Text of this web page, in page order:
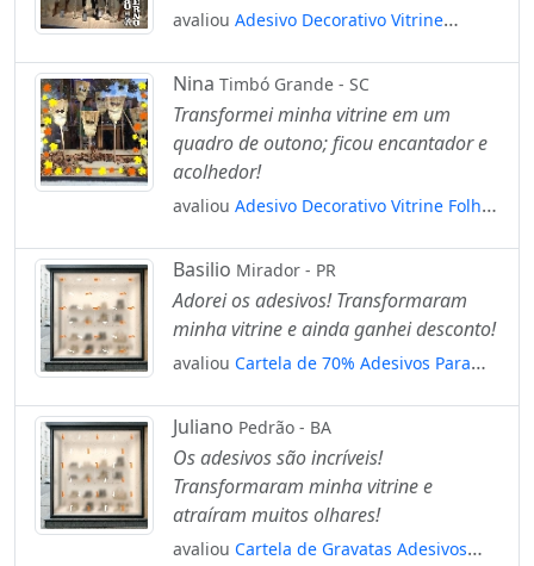
avaliou Adesivo Decorativo Vitrine
Mod:4683
Nina Timbó Grande - SC
Transformei minha vitrine em um
quadro de outono; ficou encantador e
acolhedor!
avaliou Adesivo Decorativo Vitrine Folhas
Basilio Mirador - PR
Adorei os adesivos! Transformaram
minha vitrine e ainda ganhei desconto!
avaliou Cartela de 70% Adesivos Para
Juliano Pedrão - BA
Os adesivos são incríveis!
Transformaram minha vitrine e
atraíram muitos olhares!
avaliou Cartela de Gravatas Adesivos